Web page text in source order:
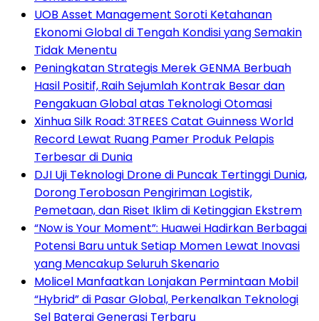
UOB Asset Management Soroti Ketahanan
Ekonomi Global di Tengah Kondisi yang Semakin
Tidak Menentu
Peningkatan Strategis Merek GENMA Berbuah
Hasil Positif, Raih Sejumlah Kontrak Besar dan
Pengakuan Global atas Teknologi Otomasi
Xinhua Silk Road: 3TREES Catat Guinness World
Record Lewat Ruang Pamer Produk Pelapis
Terbesar di Dunia
DJI Uji Teknologi Drone di Puncak Tertinggi Dunia,
Dorong Terobosan Pengiriman Logistik,
Pemetaan, dan Riset Iklim di Ketinggian Ekstrem
“Now is Your Moment”: Huawei Hadirkan Berbagai
Potensi Baru untuk Setiap Momen Lewat Inovasi
yang Mencakup Seluruh Skenario
Molicel Manfaatkan Lonjakan Permintaan Mobil
“Hybrid” di Pasar Global, Perkenalkan Teknologi
Sel Baterai Generasi Terbaru